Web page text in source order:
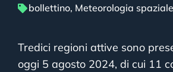
bollettino, Meteorologia spaziale
Tredici regioni attive sono
oggi 5 agosto 2024, di cui 11